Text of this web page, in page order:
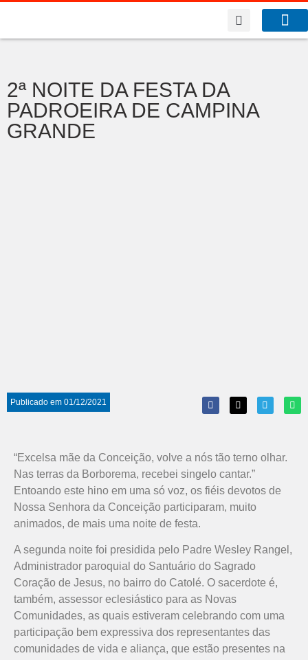
2ª NOITE DA FESTA DA
PADROEIRA DE CAMPINA
GRANDE
Publicado em 01/12/2021
“Excelsa mãe da Conceição, volve a nós tão terno olhar.
Nas terras da Borborema, recebei singelo cantar.”
Entoando este hino em uma só voz, os fiéis devotos de
Nossa Senhora da Conceição participaram, muito
animados, de mais uma noite de festa.
A segunda noite foi presidida pelo Padre Wesley Rangel,
Administrador paroquial do Santuário do Sagrado
Coração de Jesus, no bairro do Catolé. O sacerdote é,
também, assessor eclesiástico para as Novas
Comunidades, as quais estiveram celebrando com uma
participação bem expressiva dos representantes das
comunidades de vida e aliança, que estão presentes na